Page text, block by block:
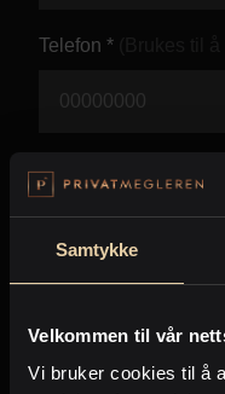
Samtykke
Velkommen til vår
Vi bruker cookies til å
Digital
Styling og
Kjøpsmegling
Stillinger
Telefon *
E-post *
Beskjed *